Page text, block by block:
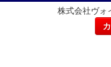
株式会社ヴォ